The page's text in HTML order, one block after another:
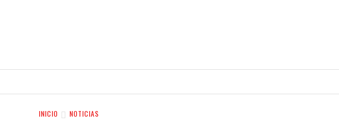
INICIO NOTICIAS